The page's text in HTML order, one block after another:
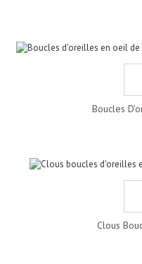
Boucles
Clous